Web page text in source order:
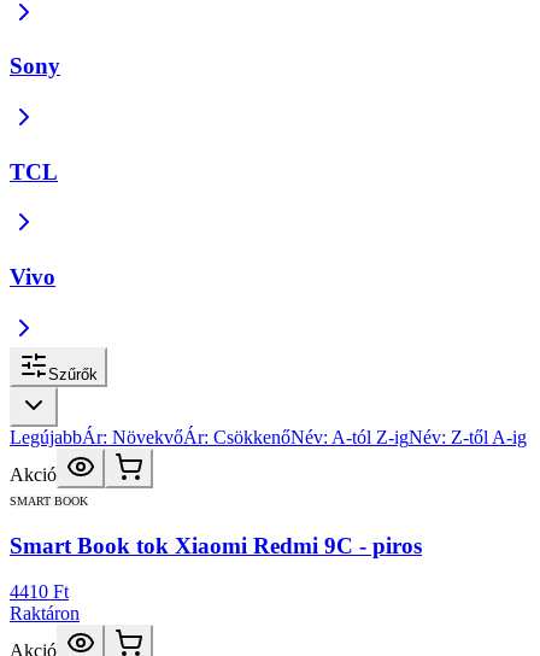
Sony
TCL
Vivo
Szűrők
LegújabbÁr: NövekvőÁr: CsökkenőNév: A-tól Z-igNév: Z-től A-ig
Akció
SMART BOOK
Smart Book tok Xiaomi Redmi 9C - piros
4410 Ft
Raktáron
Akció